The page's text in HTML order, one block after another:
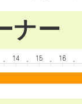
ナー